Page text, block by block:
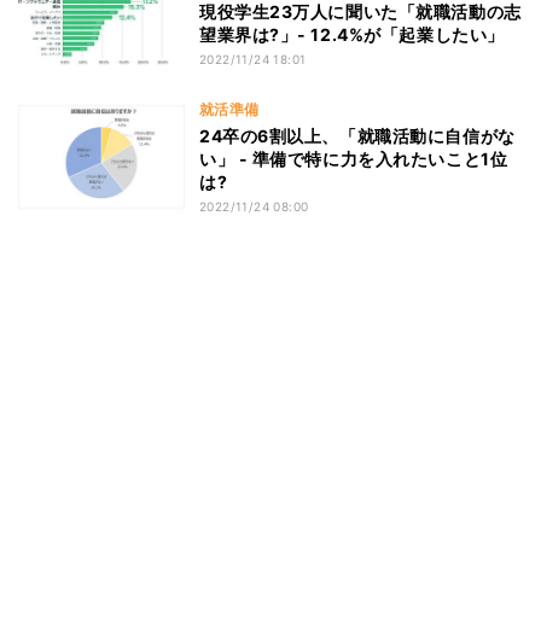
現役学生23万人に聞いた「就職活動の志
望業界は?」- 12.4%が「起業したい」
2022/11/24 18:01
就活準備
24卒の6割以上、「就職活動に自信がな
い」 - 準備で特に力を入れたいこと1位
は?
2022/11/24 08:00